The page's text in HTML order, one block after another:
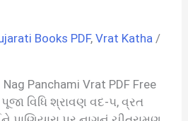
Books PDF,Vrat Katha /
Panchami Vrat PDF Free
વિધિ શ્રાવણ વદ-૫, વ્રત